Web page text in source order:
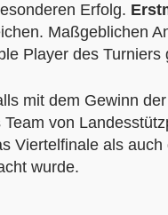
Erfolg.
Maßgeblichen
Player des Turniers
mit dem Gewinn
von
als
wurde.